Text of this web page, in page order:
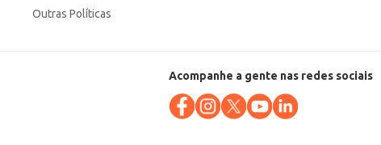
Outras Políticas
Acompanhe a gente nas redes sociais